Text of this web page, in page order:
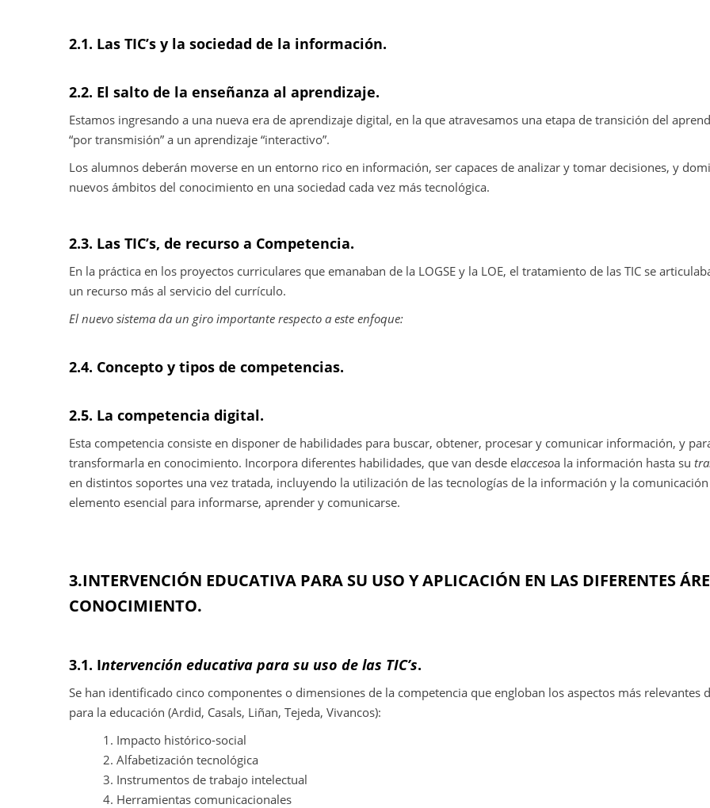
2.1. Las TIC’s y la sociedad de la información.
2.2. El salto de la enseñanza al aprendizaje.
Estamos ingresando a una nueva era de aprendizaje digital, en la que atravesamos una etapa de transición del
“por transmisión” a un aprendizaje “interactivo”.
Los alumnos deberán moverse en un entorno rico en información, ser capaces de analizar y tomar decisiones, y
nuevos ámbitos del conocimiento en una sociedad cada vez más tecnológica.
2.3. Las TIC’s, de recurso a Competencia.
En la práctica en los proyectos curriculares que emanaban de la LOGSE y la LOE, el tratamiento de las TIC se
un recurso más al servicio del currículo.
El nuevo sistema da un giro importante respecto a este enfoque:
2.4. Concepto y tipos de competencias.
2.5. La competencia digital.
Esta competencia consiste en disponer de habilidades para buscar, obtener, procesar y comunicar información, y
transformarla en conocimiento. Incorpora diferentes habilidades, que van desde elaccesoa la información hasta su
en distintos soportes una vez tratada, incluyendo la utilización de las tecnologías de la información y la
elemento esencial para informarse, aprender y comunicarse.
3.INTERVENCIÓN EDUCATIVA PARA SU USO Y APLICACIÓN EN LAS DIFERENTES
CONOCIMIENTO.
3.1. Intervención educativa para su uso de las TIC’s.
Se han identificado cinco componentes o dimensiones de la competencia que engloban los aspectos más relevantes
para la educación (Ardid, Casals, Liñan, Tejeda, Vivancos):
Impacto histórico-social
Alfabetización tecnológica
Instrumentos de trabajo intelectual
Herramientas comunicacionales